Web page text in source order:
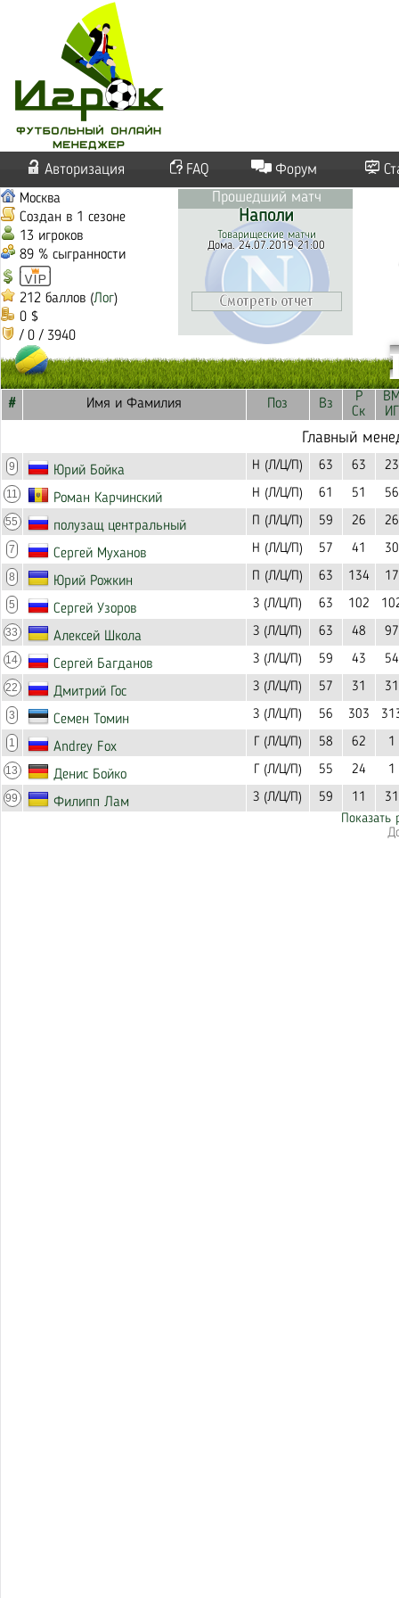
Авторизация FAQ Форум
Москва
Создан в 1 сезоне
13 игроков
89 % сыгранности
212 баллов (Лог)
0 $
/ 0 / 3940
Прошедший матч
Наполи
Товарищеские матчи
Дома. 24.07.2019 21:00
# Имя и Фамилия Поз Вз
Р
Ск
ИГ
Главный
9 Юрий Бойка Н (Л/Ц/П) 63 63 23
11 Роман Карчинский Н (Л/Ц/П) 61 51 56
55 полузащ центральный П (Л/Ц/П) 59 26 26
7 Сергей Муханов Н (Л/Ц/П) 57 41 30
8 Юрий Рожкин П (Л/Ц/П) 63 134 17
5 Сергей Узоров З (Л/Ц/П) 63 102
33 Алексей Школа З (Л/Ц/П) 63 48 97
14 Сергей Багданов З (Л/Ц/П) 59 43 54
22 Дмитрий Гос З (Л/Ц/П) 57 31 31
3 Семен Томин З (Л/Ц/П) 56 303
1 Andrey Fox Г (Л/Ц/П) 58 62 1
13 Денис Бойко Г (Л/Ц/П) 55 24 1
99 Филипп Лам З (Л/Ц/П) 59 11
31
Показать